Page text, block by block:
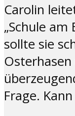
Carolin
„Schule am
sollte sie
Frage.